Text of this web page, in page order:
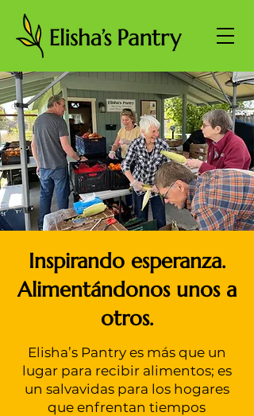
Inspirando esperanza.
Alimentándonos unos a
otros.
Elisha’s Pantry es más que un
lugar para recibir alimentos; es
un salvavidas para los hogares
que enfrentan tiempos